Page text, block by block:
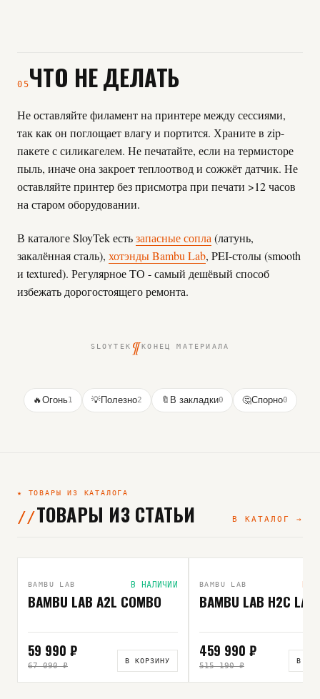
05ЧТО НЕ ДЕЛАТЬ
Не оставляйте филамент на принтере между сессиями,
так как он поглощает влагу и портится. Храните в zip-
пакете с силикагелем. Не печатайте, если на термисторе
пыль, иначе она закроет теплоотвод и сожжёт датчик. Не
оставляйте принтер без присмотра при печати >12 часов
на старом оборудовании.
В каталоге SloyTek естьзапасные сопла (латунь,
закалённая сталь), хотэнды Bambu Lab, PEI-столы (smooth
и textured). Регулярное ТО - самый дешёвый способ
избежать дорогостоящего ремонта.
SLOYTEK ¶КОНЕЦ МАТЕРИАЛА
🔥Огонь1 💡Полезно2 🔖 В закладки0 🤔Спорно0
★ ТОВАРЫ ИЗ КАТАЛОГА
ТОВАРЫ ИЗ СТАТЬИ В КАТАЛОГ →
BAMBU LAB В НАЛИЧИИ
BAMBU LAB A2L COMBO
59 990 ₽
67 090 ₽
В КОРЗИНУ
BAMBU LAB
BAMBU LAB H2C
459 990 ₽
515 190 ₽
В